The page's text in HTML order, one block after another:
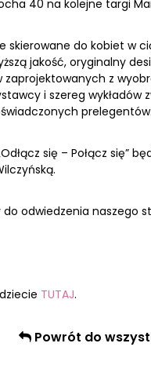
40 na kolejne targi
skierowane do kobiet w
jakość, oryginalny
z
i szereg
prelegentów.
się – Połącz się”
odwiedzenia naszego
TUTAJ.
Powrót do